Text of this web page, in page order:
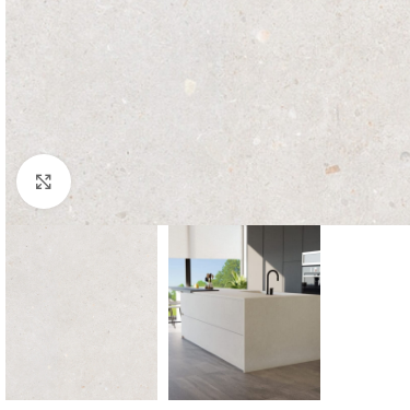
Click to enlarge